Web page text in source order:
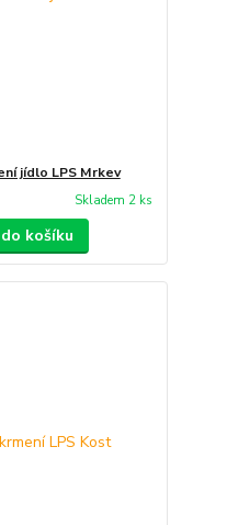
jídlo LPS Mrkev
Skladem 2 ks
košíku